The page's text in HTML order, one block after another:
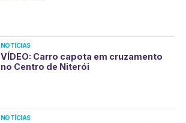
NOTÍCIAS
VÍDEO: Carro capota em cruzamento
no Centro de Niterói
NOTÍCIAS